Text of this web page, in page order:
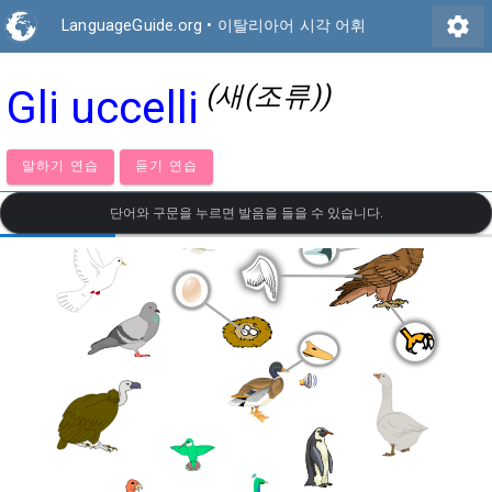
LanguageGuide.org • 이탈리아어 시각 어휘 settings
Gli uccelli (새(조류))
말하기 연습 듣기 연습
단어와 구문을 누르면 발음을 들을 수 있습니다.